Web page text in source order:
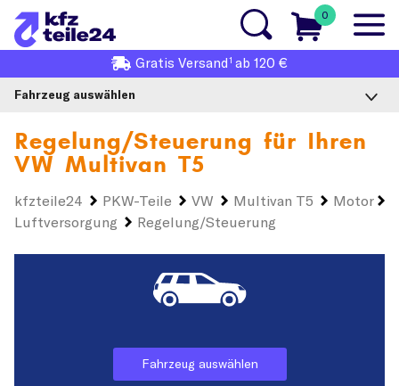
0
Gratis Versand1 ab 120 €
Fahrzeug auswählen
Regelung/Steuerung für Ihren
VW Multivan T5
kfzteile24 PKW-Teile VW Multivan T5
Motor
Luftversorgung
Regelung/Steuerung
Fahrzeug auswählen